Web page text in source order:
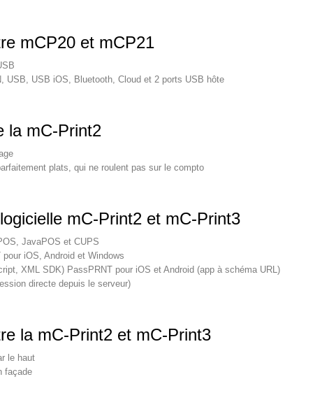
mCP20 et mCP21
USB, USB iOS, Bluetooth, Cloud et 2 ports USB hôte
la mC-Print2
plats, qui ne roulent pas sur le compto
mC-Print2 et mC-Print3
JavaPOS et CUPS
iOS, Android et Windows
XML SDK) PassPRNT pour iOS et Android (app à schéma URL)
directe depuis le serveur)
la mC-Print2 et mC-Print3
le haut
façade